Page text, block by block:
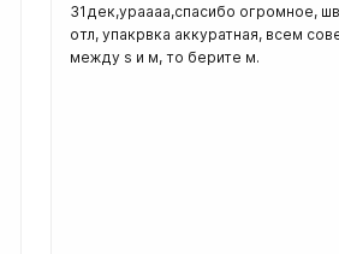
31дек,ураааа,спасибо огромное,
отл, упакрвка аккуратная, всем
между s и м, то берите м.